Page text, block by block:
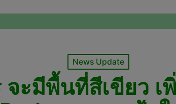
Posted
News Update
ะมีพื้นที่สีเขียว เ